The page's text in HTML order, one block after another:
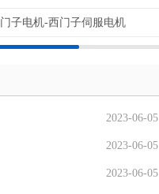
子电机-西门子伺服电机
2023-06-05
2023-06-05
2023-06-05